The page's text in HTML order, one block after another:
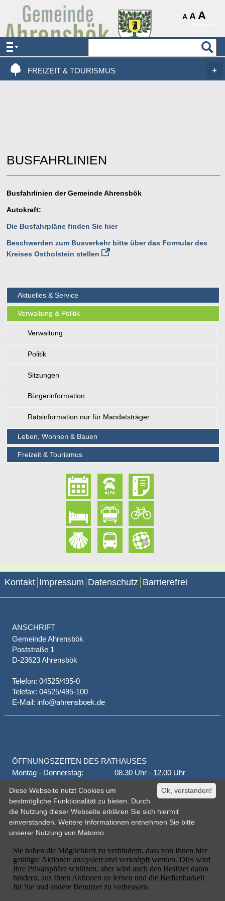
A A A
AKTUELLES & SERVICE
VERWALTUNG & POLITIK
FREIZEIT & TOURISMUS
BUSFAHRLINIEN
Busfahrlinien der Gemeinde Ahrensbök
Autokraft:
Die Busfahrpläne finden Sie hier
Beschwerden zum Busverkehr bitte über das Formular des
Kreises Ostholstein stellen
Aktuelles & Service
Verwaltung & Politik
Verwaltung
Politik
Sitzungen
Bürgerinformation
Ratsinformation nur für Mandatsträger
Leben, Wohnen & Bauen
Freizeit & Tourismus
Kontakt Impressum Datenschutz Barrierefrei
ANSCHRIFT
Gemeinde Ahrensbök
Poststraße 1
D-23623 Ahrensbök
Telefon: 04525/495-0
Telefax: 04525/495-100
E-Mail: info@ahrensboek.de
ÖFFNUNGSZEITEN DES RATHAUSES
Montag - Donnerstag:
08.30 Uhr - 12.00 Uhr
14.00 Uhr - 18.00 Uhr
jeden 1. und 3. Montag
16.00 Uhr - 18.00 Uhr
Freitag
geschlossen
oder nach Vereinbarung
Ok, verstanden!
Diese Webseite nutzt Cookies um
bestmögliche Funktionalität zu bieten. Durch
die Nutzung dieser Webseite erklären Sie sich hiermit
einverstanden. Weitere Informationen entnehmen Sie bitte
unserer Nutzung von Matomo